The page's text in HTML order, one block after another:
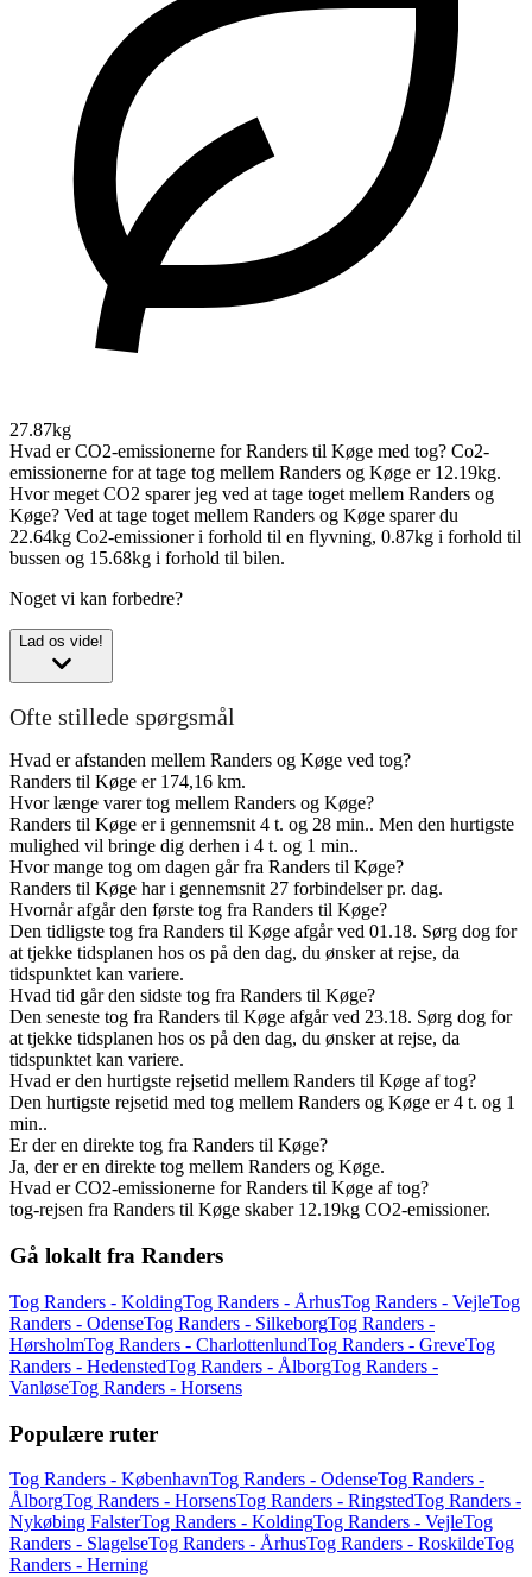
27.87kg
Hvad er CO2-emissionerne for Randers til Køge med tog? Co2-
emissionerne for at tage tog mellem Randers og Køge er 12.19kg.
Hvor meget CO2 sparer jeg ved at tage toget mellem Randers og
Køge? Ved at tage toget mellem Randers og Køge sparer du
22.64kg Co2-emissioner i forhold til en flyvning, 0.87kg i forhold til
bussen og 15.68kg i forhold til bilen.
Noget vi kan forbedre?
Lad os vide!
Ofte stillede spørgsmål
Hvad er afstanden mellem Randers og Køge ved tog?
Randers til Køge er 174,16 km.
Hvor længe varer tog mellem Randers og Køge?
Randers til Køge er i gennemsnit 4 t. og 28 min.. Men den hurtigste
mulighed vil bringe dig derhen i 4 t. og 1 min..
Hvor mange tog om dagen går fra Randers til Køge?
Randers til Køge har i gennemsnit 27 forbindelser pr. dag.
Hvornår afgår den første tog fra Randers til Køge?
Den tidligste tog fra Randers til Køge afgår ved 01.18. Sørg dog for
at tjekke tidsplanen hos os på den dag, du ønsker at rejse, da
tidspunktet kan variere.
Hvad tid går den sidste tog fra Randers til Køge?
Den seneste tog fra Randers til Køge afgår ved 23.18. Sørg dog for
at tjekke tidsplanen hos os på den dag, du ønsker at rejse, da
tidspunktet kan variere.
Hvad er den hurtigste rejsetid mellem Randers til Køge af tog?
Den hurtigste rejsetid med tog mellem Randers og Køge er 4 t. og 1
min..
Er der en direkte tog fra Randers til Køge?
Ja, der er en direkte tog mellem Randers og Køge.
Hvad er CO2-emissionerne for Randers til Køge af tog?
tog-rejsen fra Randers til Køge skaber 12.19kg CO2-emissioner.
Gå lokalt fra Randers
Tog Randers - KoldingTog Randers - ÅrhusTog Randers - VejleTog
Randers - OdenseTog Randers - SilkeborgTog Randers -
HørsholmTog Randers - CharlottenlundTog Randers - GreveTog
Randers - HedenstedTog Randers - ÅlborgTog Randers -
VanløseTog Randers - Horsens
Populære ruter
Tog Randers - KøbenhavnTog Randers - OdenseTog Randers -
ÅlborgTog Randers - HorsensTog Randers - RingstedTog Randers -
Nykøbing FalsterTog Randers - KoldingTog Randers - VejleTog
Randers - SlagelseTog Randers - ÅrhusTog Randers - RoskildeTog
Randers - Herning